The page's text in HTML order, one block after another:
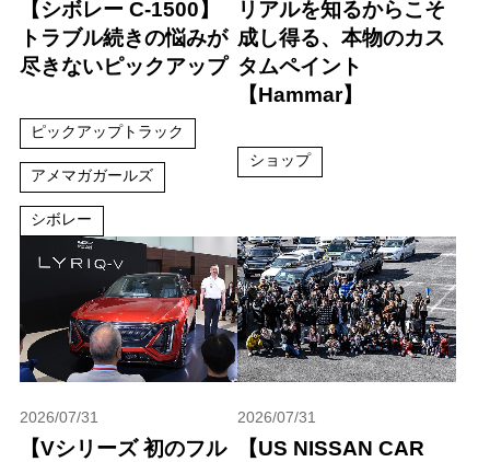
【シボレー C-1500】
トラブル続きの悩みが
尽きないピックアップ
ピックアップトラック
アメマガガールズ
シボレー
リアルを知るからこそ
成し得る、本物のカス
タムペイント
【Hammar】
ショップ
2026/07/31
【Vシリーズ 初のフル
2026/07/31
【US NISSAN CAR